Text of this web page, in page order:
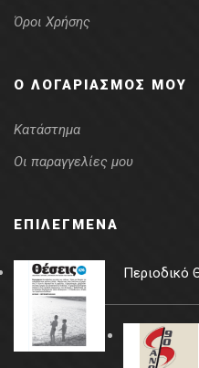
Όροι Χρήσης
Ο ΛΟΓΑΡΙΑΣΜΌΣ ΜΟΥ
Κατάστημα
Οι παραγγελίες μου
ΕΠΙΛΕΓΜΈΝΑ
Περιοδικό